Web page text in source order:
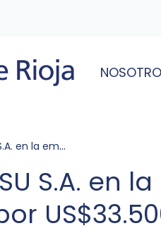
por US$33.500.000
S.A. en la